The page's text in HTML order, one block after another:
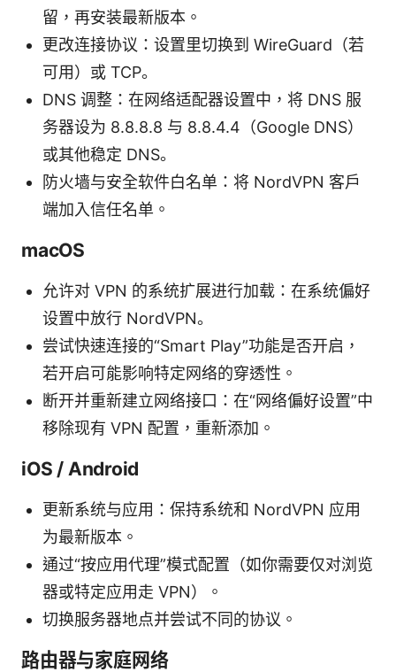
留，再安装最新版本。
更改连接协议：设置里切换到 WireGuard（若
可用）或 TCP。
DNS 调整：在网络适配器设置中，将 DNS 服
务器设为 8.8.8.8 与 8.8.4.4（Google DNS）
或其他稳定 DNS。
防火墙与安全软件白名单：将 NordVPN 客户
端加入信任名单。
macOS
允许对 VPN 的系统扩展进行加载：在系统偏好
设置中放行 NordVPN。
尝试快速连接的“Smart Play”功能是否开启，
若开启可能影响特定网络的穿透性。
断开并重新建立网络接口：在“网络偏好设置”中
移除现有 VPN 配置，重新添加。
iOS / Android
更新系统与应用：保持系统和 NordVPN 应用
为最新版本。
通过“按应用代理”模式配置（如你需要仅对浏览
器或特定应用走 VPN）。
切换服务器地点并尝试不同的协议。
路由器与家庭网络